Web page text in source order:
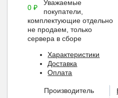
0₽
Уважаемые
покупатели,
комплектующие отдельно
не продаем, только
сервера в сборе
Характеристики
Доставка
Оплата
Производитель